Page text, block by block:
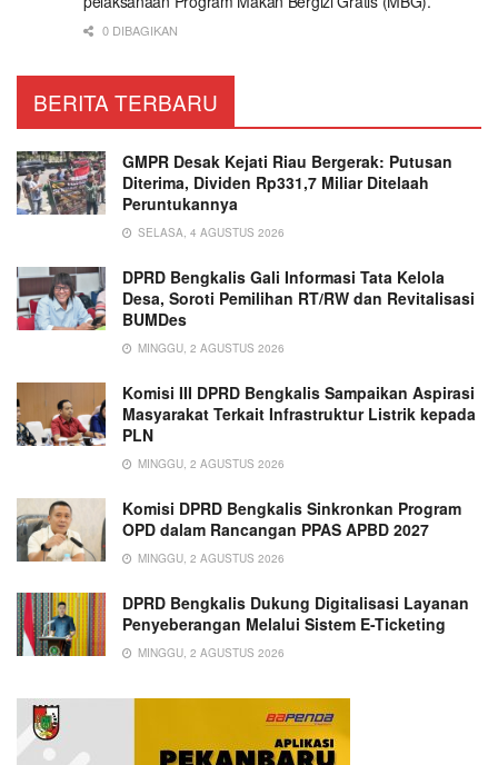
0 DIBAGIKAN
BERITA TERBARU
GMPR Desak Kejati Riau Bergerak: Putusan
Diterima, Dividen Rp331,7 Miliar Ditelaah
Peruntukannya
SELASA, 4 AGUSTUS 2026
DPRD Bengkalis Gali Informasi Tata Kelola
Desa, Soroti Pemilihan RT/RW dan Revitalisasi
BUMDes
MINGGU, 2 AGUSTUS 2026
Komisi III DPRD Bengkalis Sampaikan Aspirasi
Masyarakat Terkait Infrastruktur Listrik kepada
PLN
MINGGU, 2 AGUSTUS 2026
Komisi DPRD Bengkalis Sinkronkan Program
OPD dalam Rancangan PPAS APBD 2027
MINGGU, 2 AGUSTUS 2026
DPRD Bengkalis Dukung Digitalisasi Layanan
Penyeberangan Melalui Sistem E-Ticketing
MINGGU, 2 AGUSTUS 2026